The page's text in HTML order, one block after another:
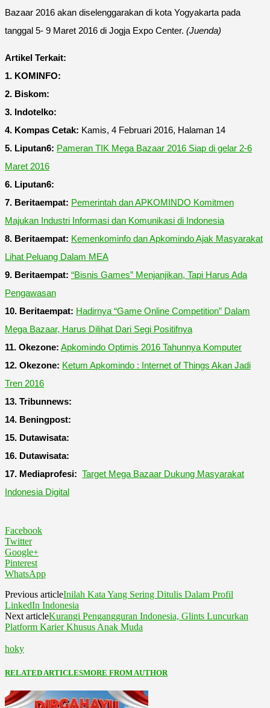
Bazaar 2016 akan diselenggarakan di kota Yogyakarta pada
tanggal 5- 9 Maret 2016 di Jogja Expo Center. (Juenda)
Artikel Terkait:
1. KOMINFO:
2. Biskom:
3. Indotelko:
4. Kompas Cetak: Kamis, 4 Februari 2016, Halaman 14
5. Liputan6: Pameran TIK Mega Bazaar 2016 Siap di gelar 2-6
Maret 2016
6. Liputan6:
7. Beritaempat: Pemerintah dan APKOMINDO Komitmen
Majukan Industri Informasi dan Komunikasi di Indonesia
8. Beritaempat: Kemenkominfo dan Apkomindo Ajak Masyarakat
Lihat Peluang Dalam MEA
9. Beritaempat: “Bisnis Games” Menjanjikan, Tapi Harus Ada
Pengawasan
10. Beritaempat: Hadirnya “Game Online Competition” Dalam
Mega Bazaar, Harus Dilihat Dari Segi Positifnya
11. Okezone: Apkomindo Optimis 2016 Tahunnya Komputer
12. Okezone: Ketum Apkomindo : Internet of Things Akan Jadi
Tren 2016
13. Tribunnews:
14. Beningpost:
15. Dutawisata:
16. Dutawisata:
17. Mediaprofesi: Target Mega Bazaar Dukung Masyarakat
Indonesia Digital
Facebook
Twitter
Google+
Pinterest
WhatsApp
Previous articleInilah Kata Yang Sering Ditulis Dalam Profil
LinkedIn Indonesia
Next articleKurangi Pengangguran Indonesia, Glints Luncurkan
Platform Karier Khusus Anak Muda
hoky
RELATED ARTICLESMORE FROM AUTHOR